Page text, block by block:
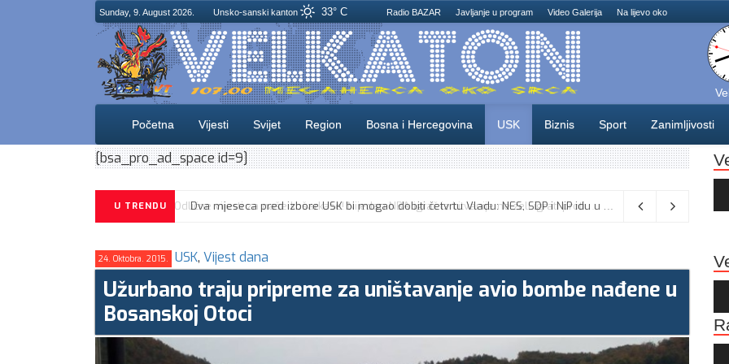
Sunday, 9. August 2026. Unsko-sanski kanton 33° C Radio BAZAR Javljanje u program Video Galerija Na lijevo oko
Početna Vijesti Svijet Region Bosna i Hercegovina USK Biznis Sport Zanimljivosti
[bsa_pro_ad_space id=9]
U TRENDU Odlične vijesti za naše košarkaše! Nijedan NBA igrač iz Litvanije ne želi igrati protiv BiH 08/08/2026
24. Oktobra. 2015. USK, Vijest dana
Užurbano traju pripreme za uništavanje avio bombe nađene u
Bosanskoj Otoci